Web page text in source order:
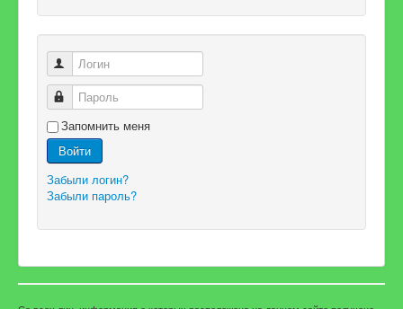
Логин
Пароль
Запомнить меня
Войти
Забыли логин?
Забыли пароль?